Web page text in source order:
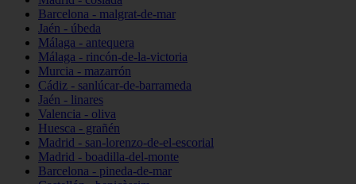
Barcelona - malgrat-de-mar
Jaén - úbeda
Málaga - antequera
Málaga - rincón-de-la-victoria
Murcia - mazarrón
Cádiz - sanlúcar-de-barrameda
Jaén - linares
Valencia - oliva
Huesca - grañén
Madrid - san-lorenzo-de-el-escorial
Madrid - boadilla-del-monte
Barcelona - pineda-de-mar